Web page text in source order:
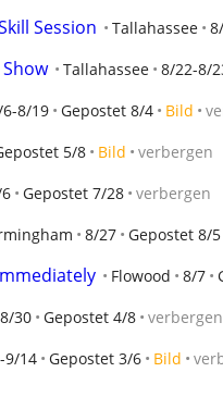
Session Tallahassee
Tallahassee 8/22-8/
8/19 Gepostet 8/4 Bild
5/8 Bild verbergen
Gepostet 7/28 verbergen
8/27 Gepostet 8/5
Flowood 8/7
8/30 Gepostet 4/8 verbergen
9/14 Gepostet 3/6 Bild